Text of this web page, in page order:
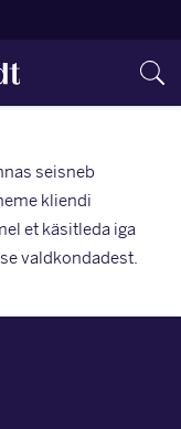
seisneb
kliendi
et käsitleda iga
valdkondadest.